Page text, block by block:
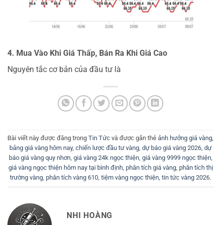
4. Mua Vào Khi Giá Thấp, Bán Ra Khi Giá Cao
Nguyên tắc cơ bản của đầu tư là
Bài viết này được đăng trong Tin Tức và được gắn thẻ ảnh hưởng giá vàng,
bảng giá vàng hôm nay, chiến lược đầu tư vàng, dự báo giá vàng 2026, dự
báo giá vàng quy nhơn, giá vàng 24k ngọc thiện, giá vàng 9999 ngọc thiện,
giá vàng ngọc thiện hôm nay tại bình định, phân tích giá vàng, phân tích thị
trường vàng, phân tích vàng 610, tiệm vàng ngọc thiện, tin tức vàng 2026.
NHI HOÀNG